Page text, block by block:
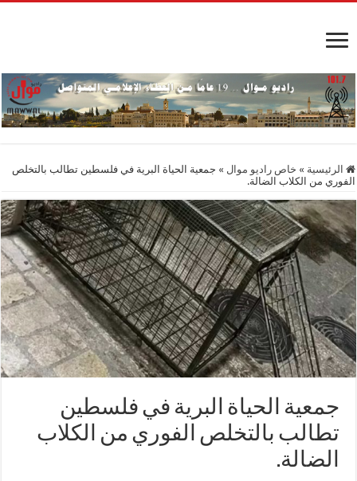
الرئيسية » خاص راديو موال » جمعية الحياة البرية في فلسطين تطالب بالتخلص
الفوري من الكلاب الضالة.
جمعية الحياة البرية في فلسطين
تطالب بالتخلص الفوري من الكلاب
الضالة.